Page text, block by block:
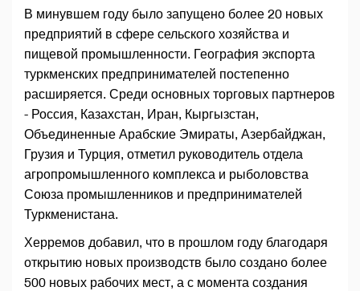
В минувшем году было запущено более 20 новых
предприятий в сфере сельского хозяйства и
пищевой промышленности. География экспорта
туркменских предпринимателей постепенно
расширяется. Среди основных торговых партнеров
- Россия, Казахстан, Иран, Кыргызстан,
Объединенные Арабские Эмираты, Азербайджан,
Грузия и Турция, отметил руководитель отдела
агропромышленного комплекса и рыболовства
Союза промышленников и предпринимателей
Туркменистана.
Херремов добавил, что в прошлом году благодаря
открытию новых производств было создано более
500 новых рабочих мест, а с момента создания